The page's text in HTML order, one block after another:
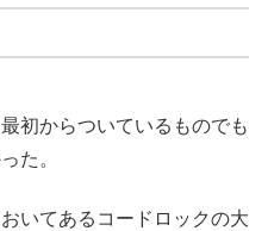
初からついているものでも
た。
いてあるコードロックの大